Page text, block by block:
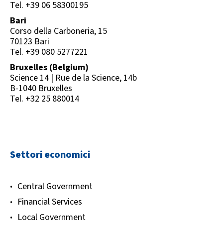
Tel. +39 06 58300195
Bari
Corso della Carboneria, 15
70123 Bari
Tel. +39 080 5277221
Bruxelles (Belgium)
Science 14 | Rue de la Science, 14b
B-1040 Bruxelles
Tel. +32 25 880014
Il futuro della Consulenza è legato alla sua
capacità di concepire l’innovazione che serve per
evolversi in uno scenario in radicale
trasformazione. Questo porta a nuovi modelli
dove expertise diverse si integrano per
progettare soluzioni di maggiore impatto e
cogliere sfide sempre più complesse.
Settori economici
Central Government
Financial Services
Local Government